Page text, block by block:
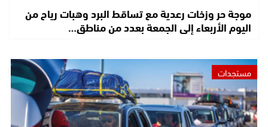
موجة حر وزخات رعدية مع تساقط البرد وهبات رياح من
اليوم الأربعاء إلى الجمعة بعدد من مناطق…
مستجدات